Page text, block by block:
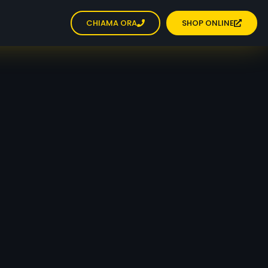
CHIAMA ORA SHOP ONLINE